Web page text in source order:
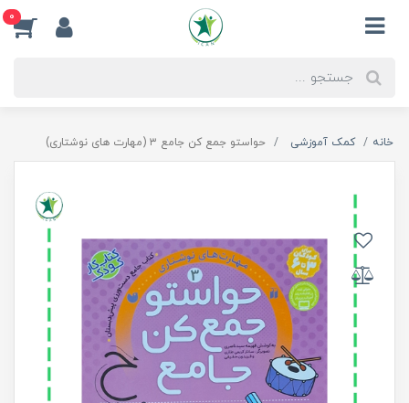
0
خانه کمک آموزشی حواستو جمع کن جامع ۳ (مهارت های نوشتاری)